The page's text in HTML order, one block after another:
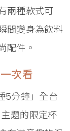
兩種款式可
間變身為飲料
配件。
次看
5分鐘」全台
題的限定杯